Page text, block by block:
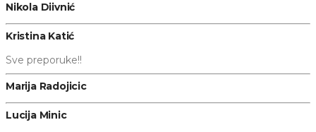
Nikola Diivnić
Kristina Katić
Sve preporuke!!
Marija Radojicic
Lucija Minic